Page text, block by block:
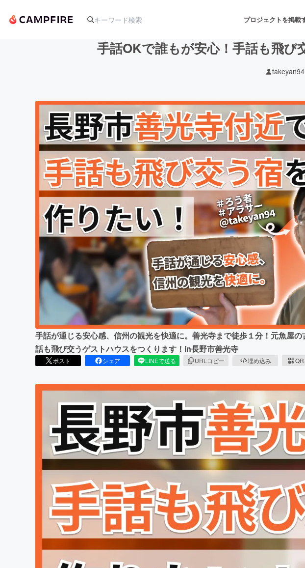
プロジェクトを掲載
アート・写真 音楽
テクノロジー・ガジェット ゲーム・サービス開発
映像・映画 書籍・雑誌出版
ビジネス・起業 チャレンジ
まちづくり・地域活性化
CAMPFIRE for
CAMPFIREふる
手話OKで誰もが安心！手話も飛
takeyan94
手話が通じる安心感、信州の観光を快適に。善光寺まで徒歩１分！元魚屋
話も飛び交うゲストハウスをつくります！in長野市善光寺
ポスト シェア LINEで送る URLコピー 埋め込み